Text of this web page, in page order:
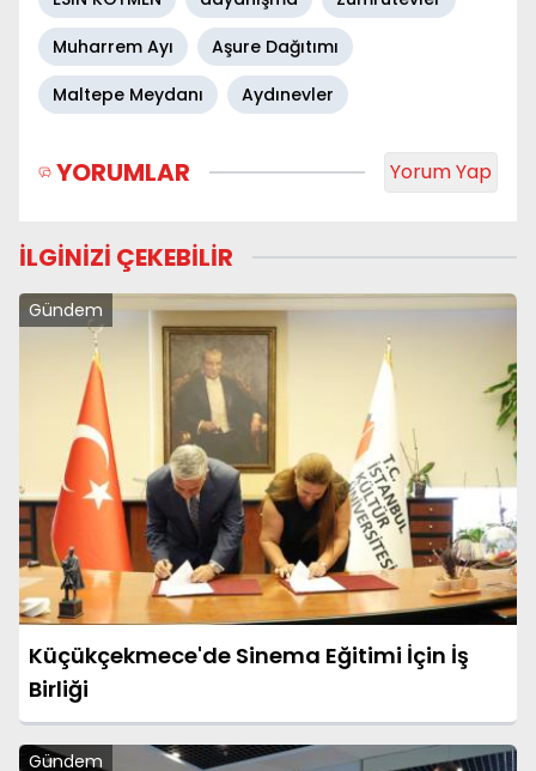
Muharrem Ayı
Aşure Dağıtımı
Maltepe Meydanı
Aydınevler
YORUMLAR Yorum Yap
İLGİNİZİ ÇEKEBİLİR
Gündem
Küçükçekmece'de Sinema Eğitimi İçin İş
Birliği
Gündem